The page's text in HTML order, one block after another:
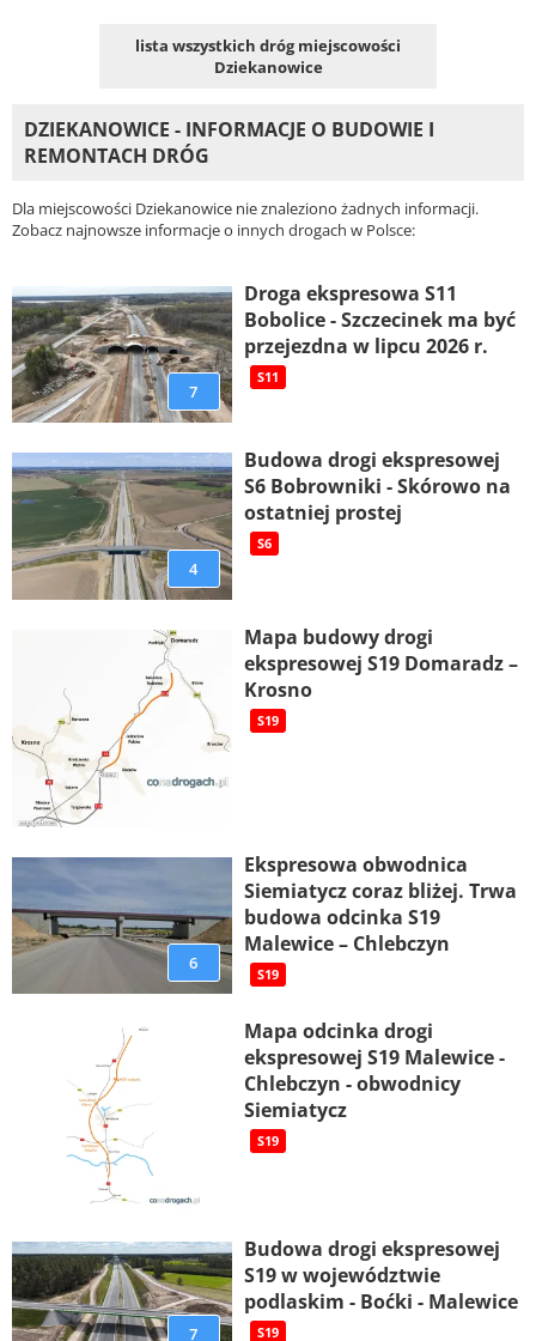
lista wszystkich dróg miejscowości
Dziekanowice
DZIEKANOWICE - INFORMACJE O BUDOWIE I
REMONTACH DRÓG
Dla miejscowości Dziekanowice nie znaleziono żadnych informacji.
Zobacz najnowsze informacje o innych drogach w Polsce:
7
Droga ekspresowa S11
Bobolice - Szczecinek ma być
przejezdna w lipcu 2026 r.
S11
4
Budowa drogi ekspresowej
S6 Bobrowniki - Skórowo na
ostatniej prostej
S6
Mapa budowy drogi
ekspresowej S19 Domaradz –
Krosno
S19
6
Ekspresowa obwodnica
Siemiatycz coraz bliżej. Trwa
budowa odcinka S19
Malewice – Chlebczyn
S19
Mapa odcinka drogi
ekspresowej S19 Malewice -
Chlebczyn - obwodnicy
Siemiatycz
S19
7
Budowa drogi ekspresowej
S19 w województwie
podlaskim - Boćki - Malewice
S19